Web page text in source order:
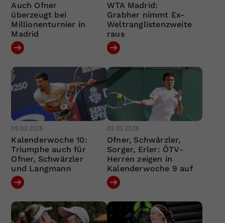
Auch Ofner
überzeugt bei
Millionenturnier in
Madrid
WTA Madrid:
Grabher nimmt Ex-
Weltranglistenzweite
raus
09.03.2026
Kalenderwoche 10:
Triumphe auch für
Ofner, Schwärzler
und Langmann
03.03.2026
Ofner, Schwärzler,
Sorger, Erler: ÖTV-
Herren zeigen in
Kalenderwoche 9 auf